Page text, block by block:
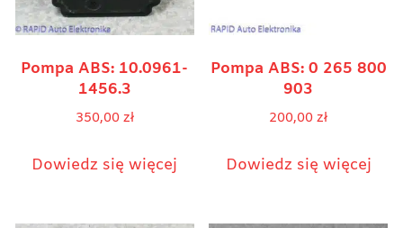
Pompa ABS: 10.0961-
1456.3
350,00 zł
Dowiedz się więcej
Pompa ABS: 0 265 800
903
200,00zł
Dowiedz się więcej